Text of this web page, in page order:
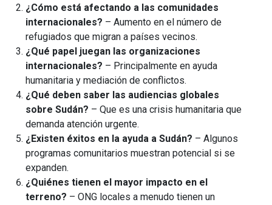
¿Cómo está afectando a las comunidades
internacionales? – Aumento en el número de
refugiados que migran a países vecinos.
¿Qué papel juegan las organizaciones
internacionales? – Principalmente en ayuda
humanitaria y mediación de conflictos.
¿Qué deben saber las audiencias globales
sobre Sudán? – Que es una crisis humanitaria que
demanda atención urgente.
¿Existen éxitos en la ayuda a Sudán? – Algunos
programas comunitarios muestran potencial si se
expanden.
¿Quiénes tienen el mayor impacto en el
terreno? – ONG locales a menudo tienen un